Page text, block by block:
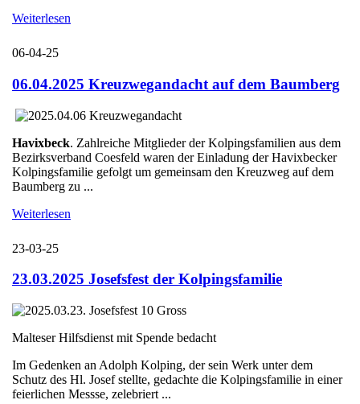
Weiterlesen
06-04-25
06.04.2025 Kreuzwegandacht auf dem Baumberg
Havixbeck. Zahlreiche Mitglieder der Kolpingsfamilien aus dem
Bezirksverband Coesfeld waren der Einladung der Havixbecker
Kolpingsfamilie gefolgt um gemeinsam den Kreuzweg auf dem
Baumberg zu ...
Weiterlesen
23-03-25
23.03.2025 Josefsfest der Kolpingsfamilie
Malteser Hilfsdienst mit Spende bedacht
Im Gedenken an Adolph Kolping, der sein Werk unter dem
Schutz des Hl. Josef stellte, gedachte die Kolpingsfamilie in einer
feierlichen Messse, zelebriert ...